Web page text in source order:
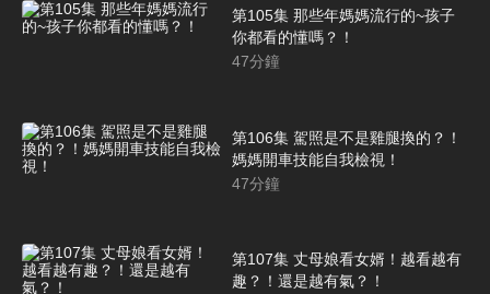
第105集 那些年媽媽流行的~孩子
你都看的懂嗎？！
47分鐘
第106集 駕照是不是雞腿換的？！
媽媽開車技能自我檢視！
47分鐘
第107集 丈母娘看女婿！越看越有
趣？！還是越有氣？！